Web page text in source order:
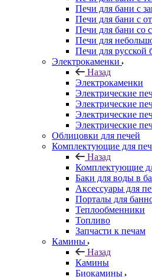
Печи для бани с
Печи для бани с
Печи для бани со
Печи для
Печи для русской
Электрокаменки
Назад
Электрокаменки
Электрические
Электрические
Электрические
Электрические
Облицовки для печей
Комплектующие для
Назад
Комплектующие
Баки для воды в
Аксессуары для
Порталы для
Теплообменники
Топливо
Запчасти к печам
Камины
Назад
Камины
Биокамины